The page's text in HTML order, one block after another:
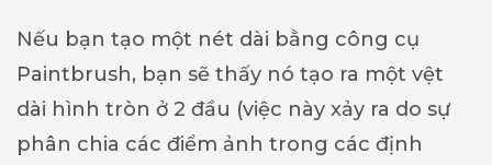
Nếu bạn tạo một nét dài bằng công cụ
Paintbrush, bạn sẽ thấy nó tạo ra một vệt
dài hình tròn ở 2 đầu (việc này xảy ra do sự
phân chia các điểm ảnh trong các định